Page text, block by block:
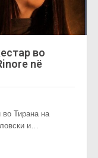
во
në
во Тирана на
и…